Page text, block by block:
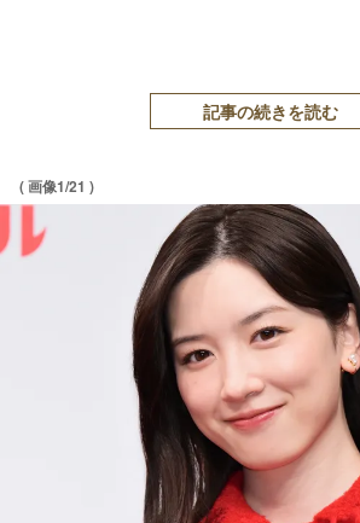
記事の続きを読む
( 画像1/21 )